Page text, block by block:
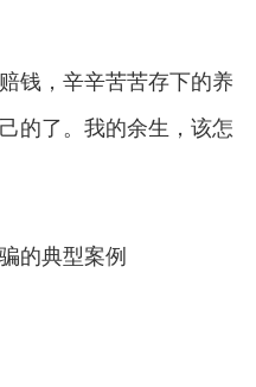
，辛辛苦苦存下的养
的了。我的余生，该怎
的典型案例